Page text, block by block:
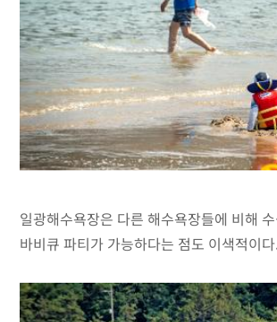
일광해수욕장은 다른 해수욕장들에 비해
바비큐 파티가 가능하다는 점도 이색적이